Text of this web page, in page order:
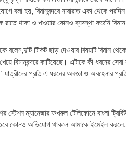
বলা হয়, বিমানবন্দরে সারারাত একা থেকে
থাকা ও খাওয়ার কোনও ব্যবস্থা করেনি
বলেন,দুটি টিকিট ছাড় দেওয়ার বিষয়টি বিমান
বিমানবন্দরে কাটিয়েছে। এটাকে কী ধরনের
যাত্রীদের প্রতি এ ধরনের অবজ্ঞা ও অবহেলার
স্টেশন ম্যানেজার ফখরুল টেলিফোনে বাংলা
কোনও অভিযোগ থাকলে আমাকে ইমেইল